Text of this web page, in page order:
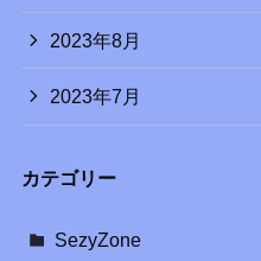
2023年8月
2023年7月
カテゴリー
SezyZone